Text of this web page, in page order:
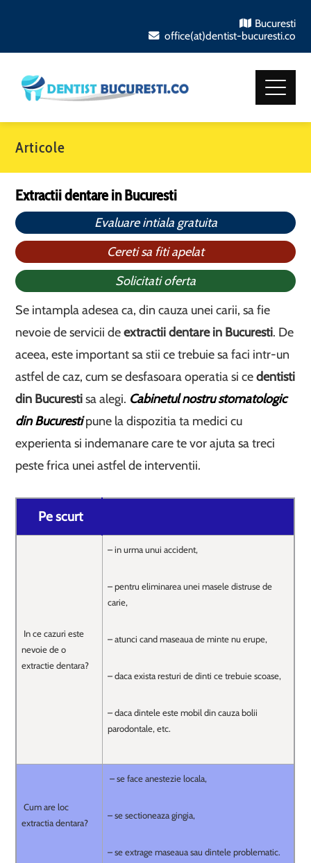
Bucuresti
office(at)dentist-bucuresti.co
Articole
Extractii dentare in Bucuresti
Evaluare intiala gratuita
Cereti sa fiti apelat
Solicitati oferta
Se intampla adesea ca, din cauza unei carii, sa fie
nevoie de servicii deextractii dentare in Bucuresti. De
aceea, este important sa stii ce trebuie sa faci intr-un
astfel de caz, cum se desfasoara operatia si cedentisti
din Bucurestisa alegi. Cabinetul nostru stomatologic
din Bucuresti pune la dispozitia ta medici cu
experienta si indemanare care te vor ajuta sa treci
peste frica unei astfel de interventii.
Pe scurt
In ce cazuri este
nevoie de o
extractie dentara?
– in urma unui accident,
– pentru eliminarea unei masele distruse de
carie,
– atunci cand maseaua de minte nu erupe,
– daca exista resturi de dinti ce trebuie scoase,
– daca dintele este mobil din cauza bolii
parodontale, etc.
Cum are loc
extractia dentara?
– se face anestezie locala,
– se sectioneaza gingia,
– se extrage maseaua sau dintele problematic.